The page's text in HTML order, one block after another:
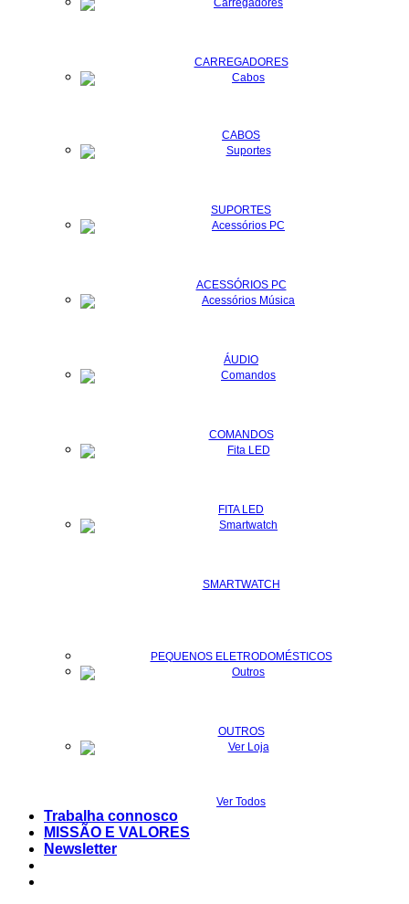
CARREGADORES
CABOS
SUPORTES
ACESSÓRIOS PC
ÁUDIO
COMANDOS
FITA LED
SMARTWATCH
PEQUENOS ELETRODOMÉSTICOS
OUTROS
Ver Todos
Trabalha connosco
MISSÃO E VALORES
Newsletter